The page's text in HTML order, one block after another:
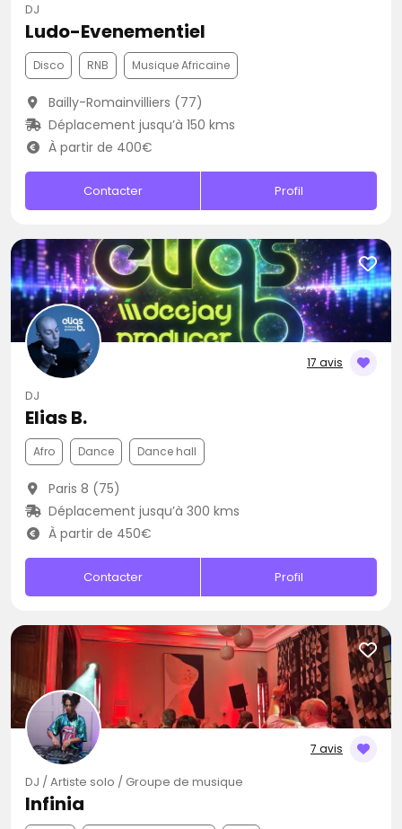
DJ
Ludo-Evenementiel
Disco RNB Musique Africaine
Bailly-Romainvilliers (77)
Déplacement jusqu’à 150 kms
À partir de 400€
Contacter Profil
17 avis
DJ
Elias B.
Afro Dance Dance hall
Paris 8 (75)
Déplacement jusqu’à 300 kms
À partir de 450€
Contacter Profil
7 avis
DJ / Artiste solo / Groupe de musique
Infinia